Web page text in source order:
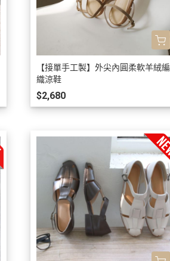
【接單手工製】外尖內圓柔軟羊絨編
織涼鞋
$2,680